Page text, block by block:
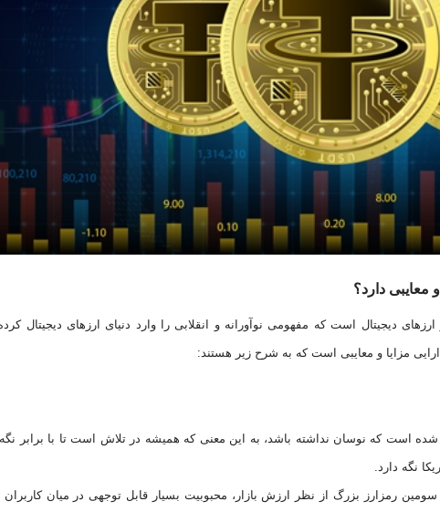
معایبی دارد؟
دیجیتال است که مفهومی نوآورانه و انقلابی را وارد دنیای ارز‌های دیجیتال
مزایا و معایبی است که به شرح زیر هستند:
شده است که نوسان نداشته باشد، به این معنی که همیشه در تلاش است تا با برابر
نگه دارد.
سومین رمزارز بزرگ از نظر ارزش بازار، محبوبیت بسیار قابل توجهی در میان کاربران